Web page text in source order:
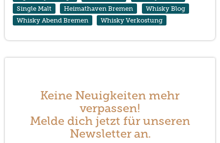
Single Malt
Heimathaven Bremen
Whisky Blog
Whisky Abend Bremen
Whisky Verkostung
Keine Neuigkeiten mehr
verpassen!
Melde dich jetzt für unseren
Newsletter an.